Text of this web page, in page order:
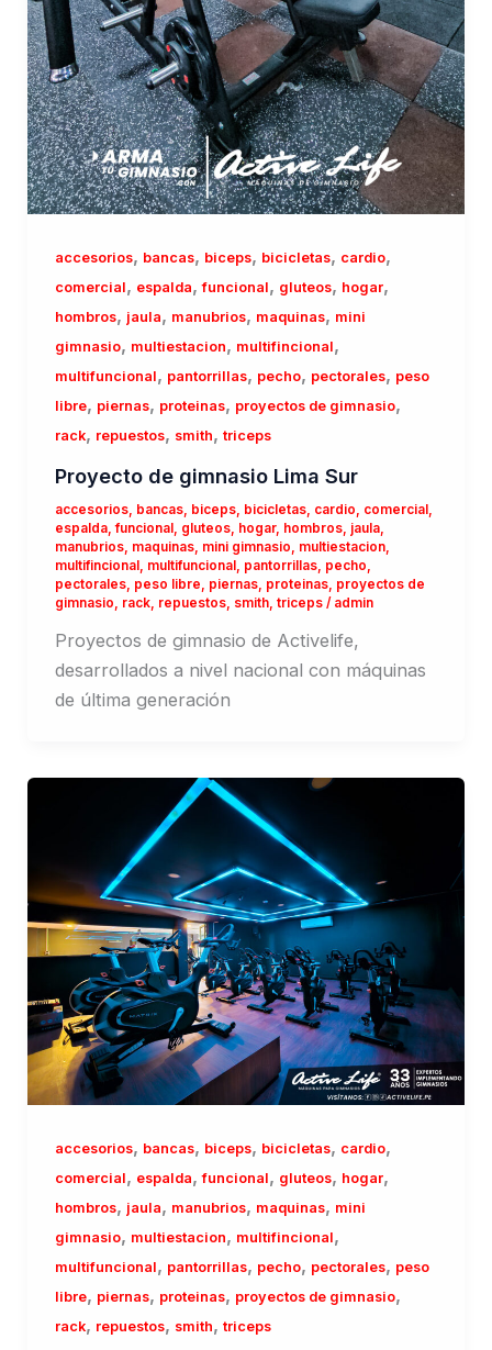
accesorios, bancas, biceps, bicicletas, cardio,
comercial, espalda,funcional, gluteos, hogar,
hombros, jaula, manubrios, maquinas, mini
gimnasio, multiestacion, multifincional,
multifuncional, pantorrillas, pecho, pectorales, peso
libre, piernas, proteinas, proyectos de gimnasio,
rack, repuestos, smith, triceps
Proyecto de gimnasio Lima Sur
accesorios, bancas, biceps, bicicletas, cardio comercial,
espalda,funcional, gluteos, hogar, hombros, jaula,
manubrios, maquinas, mini gimnasio multiestacion,
multifincional, multifuncional, pantorrillas, pecho
pectorales, peso libre piernas, proteinas, proyectos de
gimnasio
rack, repuestos, smith, triceps/ admin
Proyectos de gimnasio de Activelife,
desarrollados a nivel nacional con máquinas
de última generación
accesorios, bancas, biceps, bicicletas, cardio,
comercial, espalda,funcional, gluteos, hogar,
hombros, jaula, manubrios, maquinas, mini
gimnasio, multiestacion, multifincional,
multifuncional, pantorrillas, pecho, pectorales, peso
libre, piernas, proteinas, proyectos de gimnasio,
rack, repuestos, smith, triceps